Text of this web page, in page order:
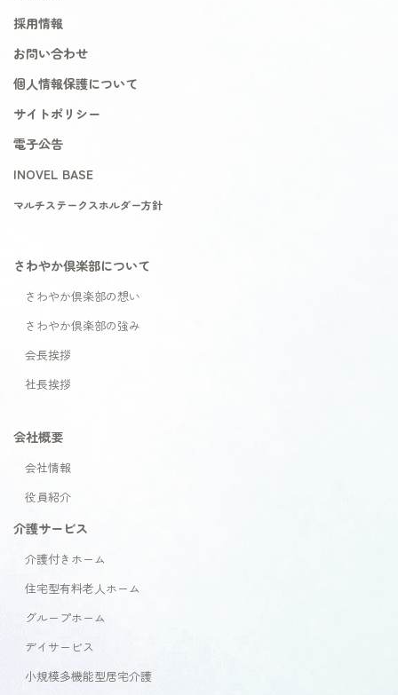
採用情報
お問い合わせ
個人情報保護について
サイトポリシー
電子公告
INOVEL BASE
マルチステークスホルダー方針
さわやか倶楽部について
さわやか倶楽部の想い
さわやか倶楽部の強み
会長挨拶
社長挨拶
会社概要
会社情報
役員紹介
介護サービス
介護付きホーム
住宅型有料老人ホーム
グループホーム
デイサービス
小規模多機能型居宅介護